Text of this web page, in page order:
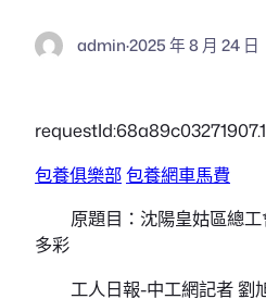
admin·2025 年 8 月 24 日
包養俱樂部包養網車馬費
原題目：沈陽皇姑區總
多彩
工人日報-中工網記者 劉